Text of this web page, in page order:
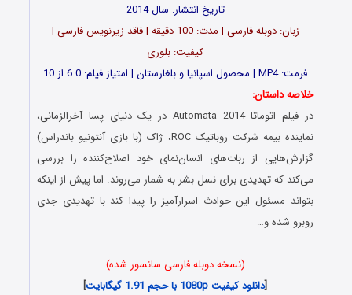
تاریخ انتشار: سال 2014
زبان: دوبله فارسی | مدت: 100 دقیقه | فاقد زیرنویس فارسی |
کیفیت: بلوری
فرمت: MP4 | محصول اسپانیا و بلغارستان | امتیاز فیلم: 6.0 از 10
خلاصه داستان:
در فیلم اتوماتا Automata 2014 در یک دنیای پسا آخرالزمانی،
نماینده بیمه شرکت روباتیک ROC، ژاک (با بازی آنتونیو باندراس)
گزارش‌هایی از ربات‌های انسان‌نمای خود اصلاح‌کننده را بررسی
می‌کند که تهدیدی برای نسل بشر به شمار می‌روند. اما پیش از اینکه
بتواند مسئول این حوادث اسرارآمیز را پیدا کند با تهدیدی جدی
روبرو شده و…
(نسخه دوبله فارسی سانسور شده)
[دانلود کیفیت 1080p با حجم 1.91 گیگابایت
]